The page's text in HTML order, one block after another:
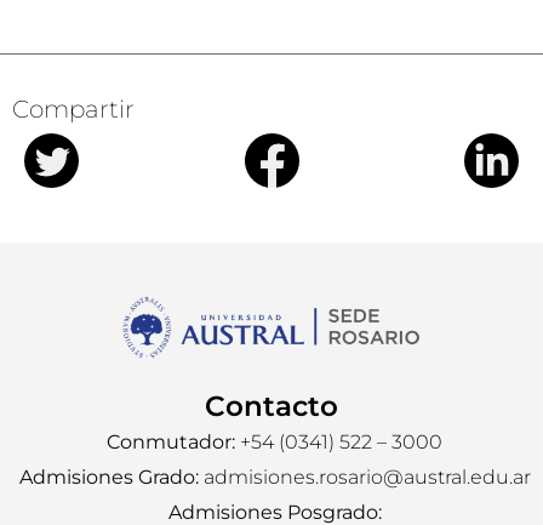
Compartir
Contacto
Conmutador: +54 (0341) 522 – 3000
Admisiones Grado:admisiones.rosario@austral.edu.ar
Admisiones Posgrado: